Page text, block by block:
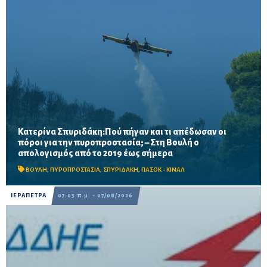
Κατερίνα Σπυριδάκη:Πού πήγαν και τι απέδωσαν οι
πόροι για την πυροπροστασία; – Στη Βουλή ο
απολογισμός από το 2019 έως σήμερα
ΒΟΥΛΗ, ΠΥΡΟΠΡΟΣΤΑΣΙΑ, ΣΠΥΡΙΔΑΚΗ, ΠΑΣΟΚ - ΚΙΝΑΛ
Το ΠΑΣΟΚ ζητά πλήρη απολογισμό των χρηματοδοτήσεων από
το 2019, στοιχεία για τα προγράμματα «ΑΙΓΙΣ» και AntiNero,
καθώς και απαντήσεις για προσωπικό, οχήματα, ε...
ΙΕΡΑΠΕΤΡΑ 07:03 π.μ. - 07/08/2026